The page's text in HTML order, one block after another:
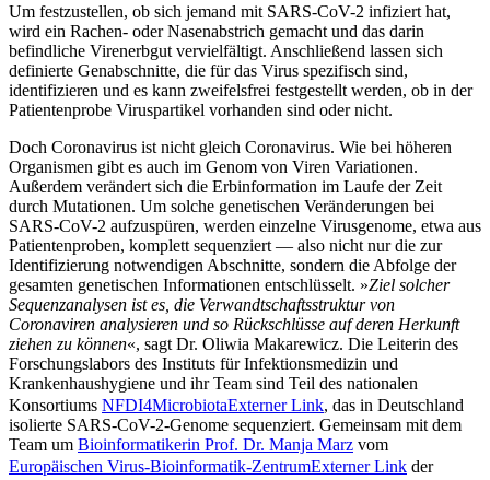
Um festzustellen, ob sich jemand mit SARS-CoV-2 infiziert hat,
wird ein Rachen- oder Nasenabstrich gemacht und das darin
befindliche Virenerbgut vervielfältigt. Anschließend lassen sich
definierte Genabschnitte, die für das Virus spezifisch sind,
identifizieren und es kann zweifelsfrei festgestellt werden, ob in der
Patientenprobe Viruspartikel vorhanden sind oder nicht.
Doch Coronavirus ist nicht gleich Coronavirus. Wie bei höheren
Organismen gibt es auch im Genom von Viren Variationen.
Außerdem verändert sich die Erbinformation im Laufe der Zeit
durch Mutationen. Um solche genetischen Veränderungen bei
SARS-CoV-2 aufzuspüren, werden einzelne Virusgenome, etwa aus
Patientenproben, komplett sequenziert — also nicht nur die zur
Identifizierung notwendigen Abschnitte, sondern die Abfolge der
gesamten genetischen Informationen entschlüsselt. »Ziel solcher
Sequenzanalysen ist es, die Verwandtschaftsstruktur von
Coronaviren analysieren und so Rückschlüsse auf deren Herkunft
ziehen zu können«, sagt Dr. Oliwia Makarewicz. Die Leiterin des
Forschungslabors des Instituts für Infektionsmedizin und
Krankenhaushygiene und ihr Team sind Teil des nationalen
Konsortiums NFDI4MicrobiotaExterner Link, das in Deutschland
isolierte SARS-CoV-2-Genome sequenziert. Gemeinsam mit dem
Team um Bioinformatikerin Prof. Dr. Manja Marz vom
Europäischen Virus-Bioinformatik-ZentrumExterner Link der